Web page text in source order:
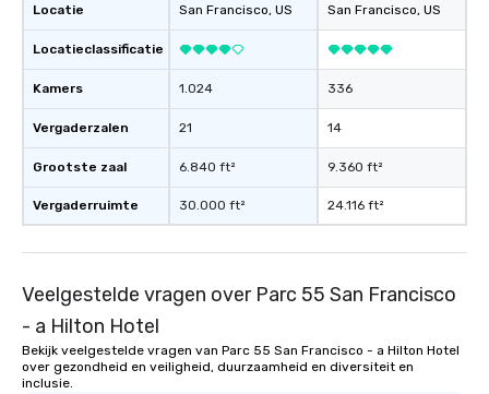
Locatie
Locatieclassificatie
Kamers
Vergaderzalen
Grootste zaal
Vergaderruimte
San Francisco, US
1.024
21
6.840 ft²
30.000 ft²
San Francisco, US
336
14
9.360 ft²
24.116 ft²
Veelgestelde vragen over Parc 55 San Francisco
- a Hilton Hotel
Bekijk veelgestelde vragen van Parc 55 San Francisco - a Hilton Hotel
over gezondheid en veiligheid, duurzaamheid en diversiteit en
inclusie.